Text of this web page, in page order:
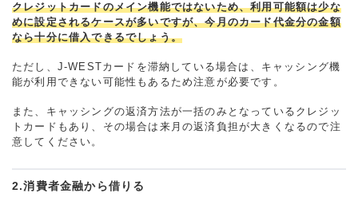
クレジットカードのメイン機能ではないため、利用可能額は少な
めに設定されるケースが多いですが、今月のカード代金分の金額
なら十分に借入できるでしょう。
ただし、J-WESTカードを滞納している場合は、キャッシング機
能が利用できない可能性もあるため注意が必要です。
また、キャッシングの返済方法が一括のみとなっているクレジッ
トカードもあり、その場合は来月の返済負担が大きくなるので注
意してください。
2.消費者金融から借りる